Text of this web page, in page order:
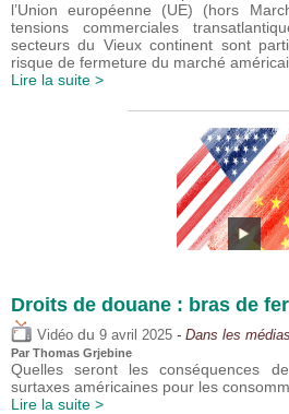
l’Union européenne (UE) (hors
tensions commerciales
secteurs du Vieux continent sont
risque de fermeture du marché
Lire la suite >
Droits de douane : bras de
Vidéo du 9 avril 2025 - Dans les médias
Par Thomas Grjebine
Quelles seront les conséquences
surtaxes américaines pour les
Lire la suite >